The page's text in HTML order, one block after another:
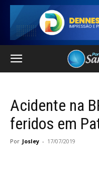
Acidente na
feridos em
Por Josley - 17/07/2019